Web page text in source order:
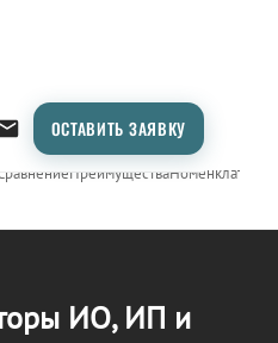
ОСТАВИТЬ ЗАЯВКУ
(ИО, ИП, КИНН)
ПреимуществаНоменклатура
ИО, ИП и